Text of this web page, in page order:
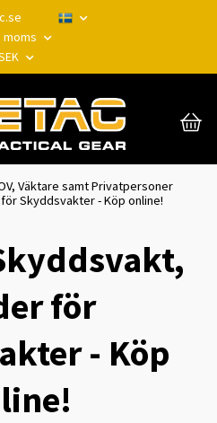
moms
Väktare samt Privatpersoner
Skyddsvakter - Köp online!
för
- Köp